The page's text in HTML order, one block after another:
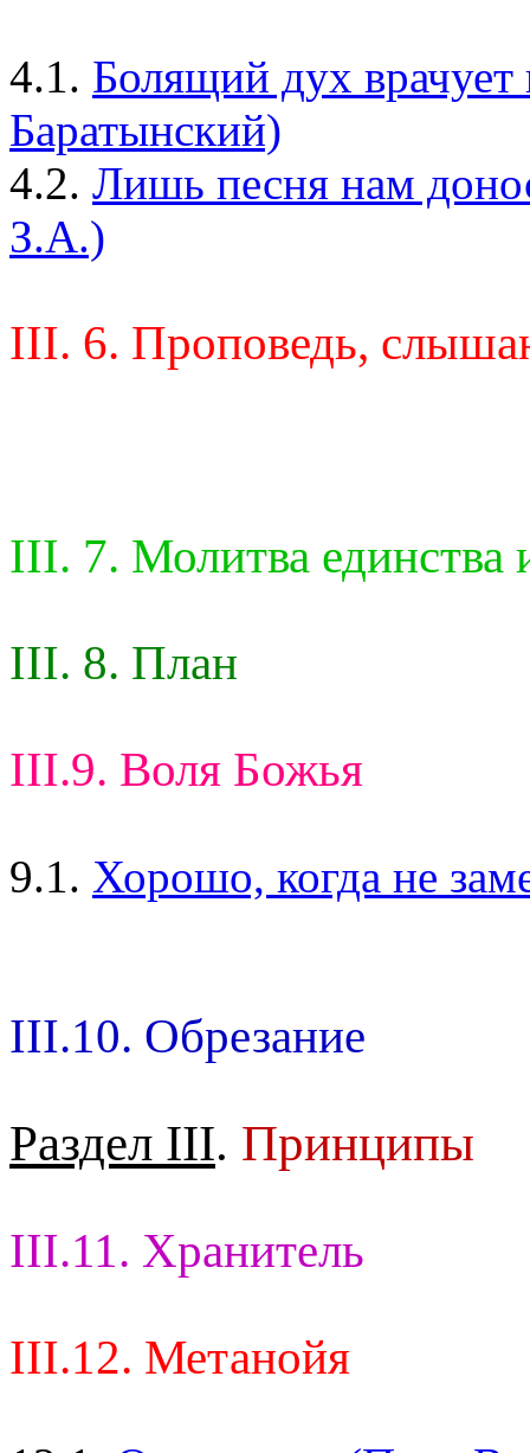
4.1. Болящий дух
Баратынский)
4.2. Лишь песня нам
З.А.)
III. 6. Проповедь,
III. 7. Молитва единства
III. 8. План
III.9. Воля Божья
9.1. Хорошо, когда не
III.10. Обрезание
Раздел III. Принципы
III.11. Хранитель
III.12. Метанойя